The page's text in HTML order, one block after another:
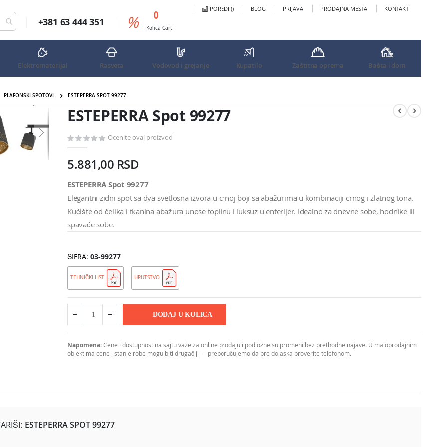
POREDI () BLOG PRIJAVA PRODAJNA MESTA KONTAKT
+381 63 444 351 % 0predmeta
Kolica Cart
Elektromaterijal Rasveta Vodovod i grejanje Kupatilo Zaštitna oprema Bašta i dom
PLAFONSKI SPOTOVI
ESTEPERRA SPOT 99277
ESTEPERRA Spot 99277
Ocenite ovaj proizvod
5.881,00 RSD
ESTEPERRA Spot 99277
Elegantni zidni spot sa dva svetlosna izvora u crnoj boji sa abažurima u kombinaciji crnog i zlatnog tona.
Kućište od čelika i tkanina abažura unose toplinu i luksuz u enterijer. Idealno za dnevne sobe, hodnike ili
spavaće sobe.
ŠIFRA 03-99277
TEHNIČKI LIST UPUTSTVO
DODAJ U KOLICA
Napomena:Cene i dostupnost na sajtu važe za online prodaju i podložne su promeni bez prethodne najave. U maloprodajnim
objektima cene i stanje robe mogu biti drugačiji — preporučujemo da pre dolaska proverite telefonom.
od kvalitetnog čelika sa kućištem u crnoj boji i dekorativnim abažurima od tkanine u kombinaciji crno-zlatne nijanse. Ovaj
ESTEPERRA SPOT 99277